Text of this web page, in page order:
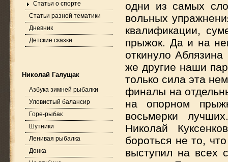
Статьи о спорте
Статьи разной тематики
Дневник
Детские сказки
Николай Галущак
Азбука зимней рыбалки
Уловистый балансир
Горе-рыбак
Шутники
Ленивая рыбалка
Донка
одни из самых
вольных
квалификации,
прыжок. Да и на
откинуло
же другие наши
только сила эта
финалы на
на опорном
восьмерки
Николай
бороться не то,
выступил на всех